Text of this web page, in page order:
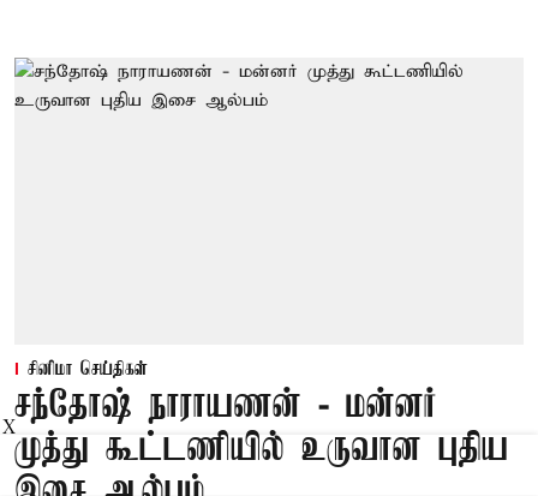
சினிமா செய்திகள்
சந்தோஷ் நாராயணன் - மன்னர்
முத்து கூட்டணியில் உருவான புதிய
X